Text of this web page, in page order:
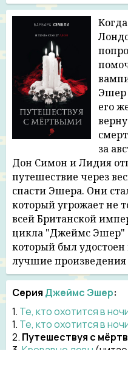
14
17
18
20
21
22
Эшер
его
за
Дон Симон и Лидия
путешествие через
спасти Эшера. Они
который угрожает не
всей Британской
цикла "Джеймс Эшер"
который был
лучшие произведения
Серия Джеймс Эшер:
1. Те, кто охотится в
1. Те, кто охотится в
2. Путешествуя с
3. Кровавые девы